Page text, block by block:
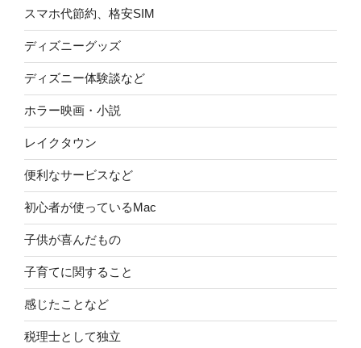
スマホ代節約、格安SIM
ディズニーグッズ
ディズニー体験談など
ホラー映画・小説
レイクタウン
便利なサービスなど
初心者が使っているMac
子供が喜んだもの
子育てに関すること
感じたことなど
税理士として独立